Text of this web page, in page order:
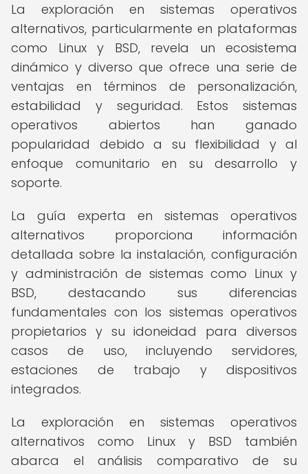
La exploración en sistemas operativos
alternativos, particularmente en plataformas
como Linux y BSD, revela un ecosistema
dinámico y diverso que ofrece una serie de
ventajas en términos de personalización,
estabilidad y seguridad. Estos sistemas
operativos abiertos han ganado
popularidad debido a su flexibilidad y al
enfoque comunitario en su desarrollo y
soporte.
La guía experta en sistemas operativos
alternativos proporciona información
detallada sobre la instalación, configuración
y administración de sistemas como Linux y
BSD, destacando sus diferencias
fundamentales con los sistemas operativos
propietarios y su idoneidad para diversos
casos de uso, incluyendo servidores,
estaciones de trabajo y dispositivos
integrados.
La exploración en sistemas operativos
alternativos como Linux y BSD también
abarca el análisis comparativo de su